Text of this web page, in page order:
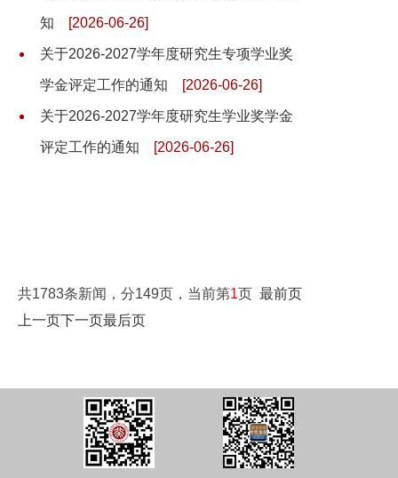
知 [2026-06-26]
关于2026-2027学年度研究生专项学业奖
学金评定工作的通知 [2026-06-26]
关于2026-2027学年度研究生学业奖学金
评定工作的通知 [2026-06-26]
共1783条新闻，分149页，当前第1页 最前页
上一页下一页最后页